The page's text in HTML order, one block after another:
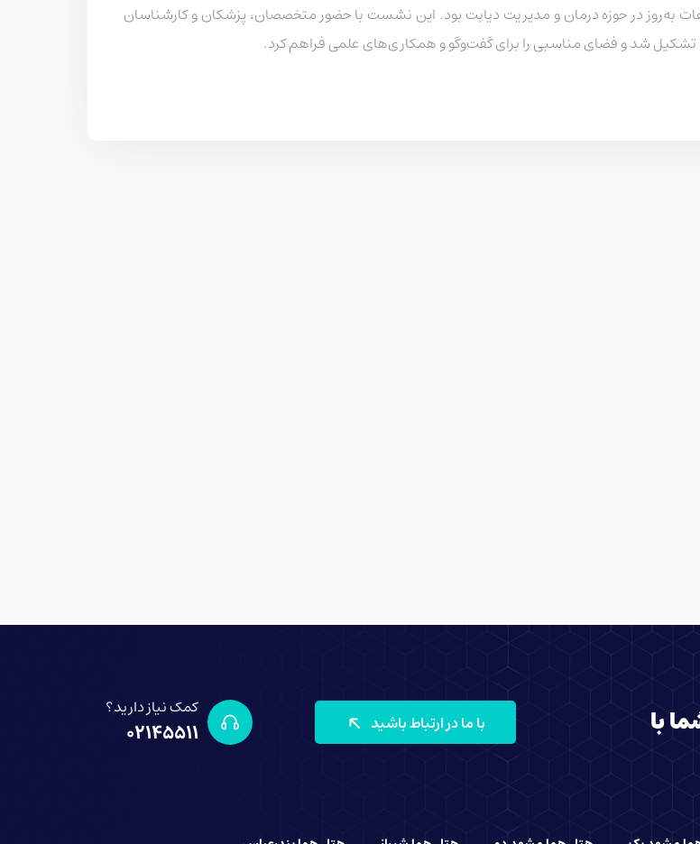
به‌روز در حوزه درمان و مدیریت دیابت بود. این نشست با حضور متخصصان، پزشکان و کارشناسان
تشکیل شد و فضای مناسبی را برای گفت‌وگو و همکاری‌های علمی فراهم کرد.
با
با ما در ارتباط باشید
کمک نیاز دارید؟
02145511